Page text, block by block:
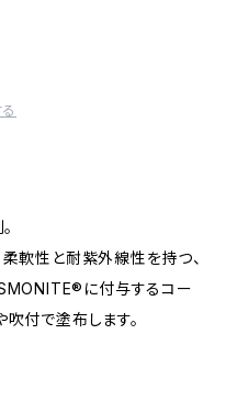
軟性と耐紫外線性を持つ、
に付与するコー
付で塗布します。